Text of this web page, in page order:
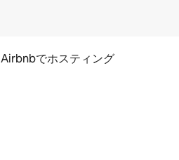
Airbnbでホスティング